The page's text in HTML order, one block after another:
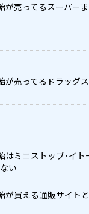
が売ってるスーパー
が売ってるドラッグ
はミニストップ･イト
い
が買える通販サイト